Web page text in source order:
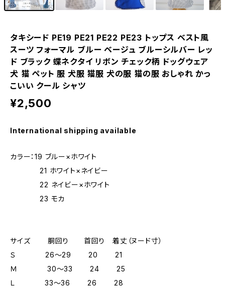
タキシード PE19 PE21 PE22 PE23 トップス ベスト風
スーツ フォーマル ブルー ベージュ ブルーシルバー レッ
ド ブラック 蝶ネクタイ リボン チェック柄 ドッグウェア
犬 猫 ペット 服 犬服 猫服 犬の服 猫の服 おしゃれ かっ
こいい クール シャツ
¥2,500
International shipping available
カラー：19 ブルー×ホワイト
21 ホワイト×ネイビー
22 ネイビー×ホワイト
23 モカ
サイズ 胴回り 首回り 着丈（ヌード寸）
Ｓ 26～29 20 21
Ｍ 30～33 24 25
Ｌ 33～36 26 28